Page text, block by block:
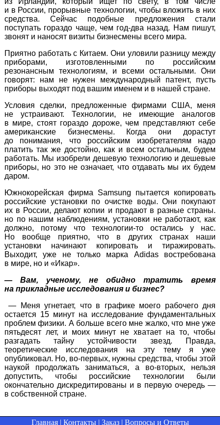
и в России, прорывные технологии, чтобы вложить в них
средства. Сейчас подобные предложения стали
поступать гораздо чаще, чем год-два назад. Нам пишут,
звонят и наносят визиты бизнесмены всего мира.
Приятно работать с Китаем. Они уловили разницу между
приборами, изготовленными по российским
резонансным технологиям, и всеми остальными. Они
говорят: нам не нужен международный патент, пусть
приборы выходят под вашим именем и в нашей стране.
Условия сделки, предложенные фирмами США, меня
не устраивают. Технологии, не имеющие аналогов
в мире, стоят гораздо дороже, чем представляют себе
американские бизнесмены. Когда они дорастут
до понимания, что российским изобретателям надо
платить так же достойно, как и всем остальным, будем
работать. Мы изобрели дешевую технологию и дешевые
приборы, но это не означает, что отдавать мы их будем
даром.
Южнокорейская фирма Samsung пытается копировать
российские установки по очистке воды. Они покупают
их в России, делают копии и продают в разные страны.
но по нашим наблюдениям, установки не работают, как
должно, потому чтотехнологии-то остались у нас.
Но вообще приятно, что в других странах наши
установки начинают копировать и тиражировать.
Выходит, уже не только марка Adidas востребована
в мире, но и «Икар».
— Вам, ученому, не обидно тратить время
на прикладные исследования и бизнес?
— Меня угнетает, что в графике моего рабочего дня
остается 15 минут на исследование фундаментальных
проблем физики. А больше всего мне жалко, что мне уже
пятьдесят лет, и моих минут не хватает на то, чтобы
разгадать тайну устойчивости звезд. Правда,
теоретические исследования на эту тему я уже
опубликовал. Но, во-первых, нужны средства, чтобы этой
наукой продолжать заниматься, а во-вторых, нельзя
допустить, чтобы российские технологии были
окончательно дискредитированы и в первую очередь —
в собственной стране.
Главная| Контакты| Заказ| Вопросы и Ответы